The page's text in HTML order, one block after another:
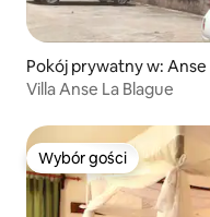
Pokój prywatny w: Anse
Villa Anse La Blague
Wybór gości
Wybór gości